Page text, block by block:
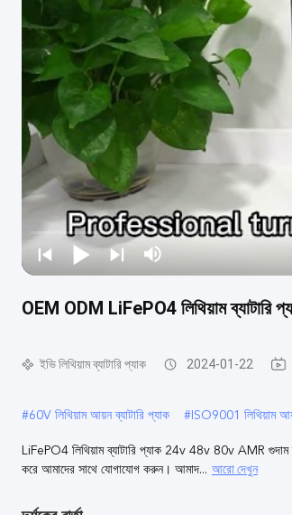
OEM ODM LiFePO4 লিথিয়াম ব্যাটারি
ইভি লিথিয়াম ব্যাটারি প্যাক 2024-01-22
#60V লিথিয়াম আয়ন ব্যাটারি প্যাক # ISO9001 লিথিয়াম
LiFePO4 লিথিয়াম ব্যাটারি প্যাক 24v 48v 80v AMR গুদাম
করে আমাদের সাথে যোগাযোগ করুন। আমাদ... আরো দেখুন